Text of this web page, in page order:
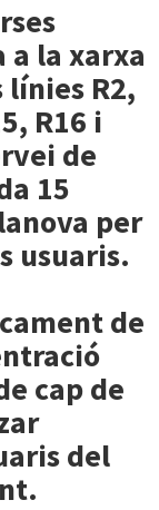
la xarxa
R2,
R16 i
de
15
per
usuaris.
de
cap de
del